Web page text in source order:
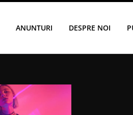
ANUNTURI DESPRE NOI